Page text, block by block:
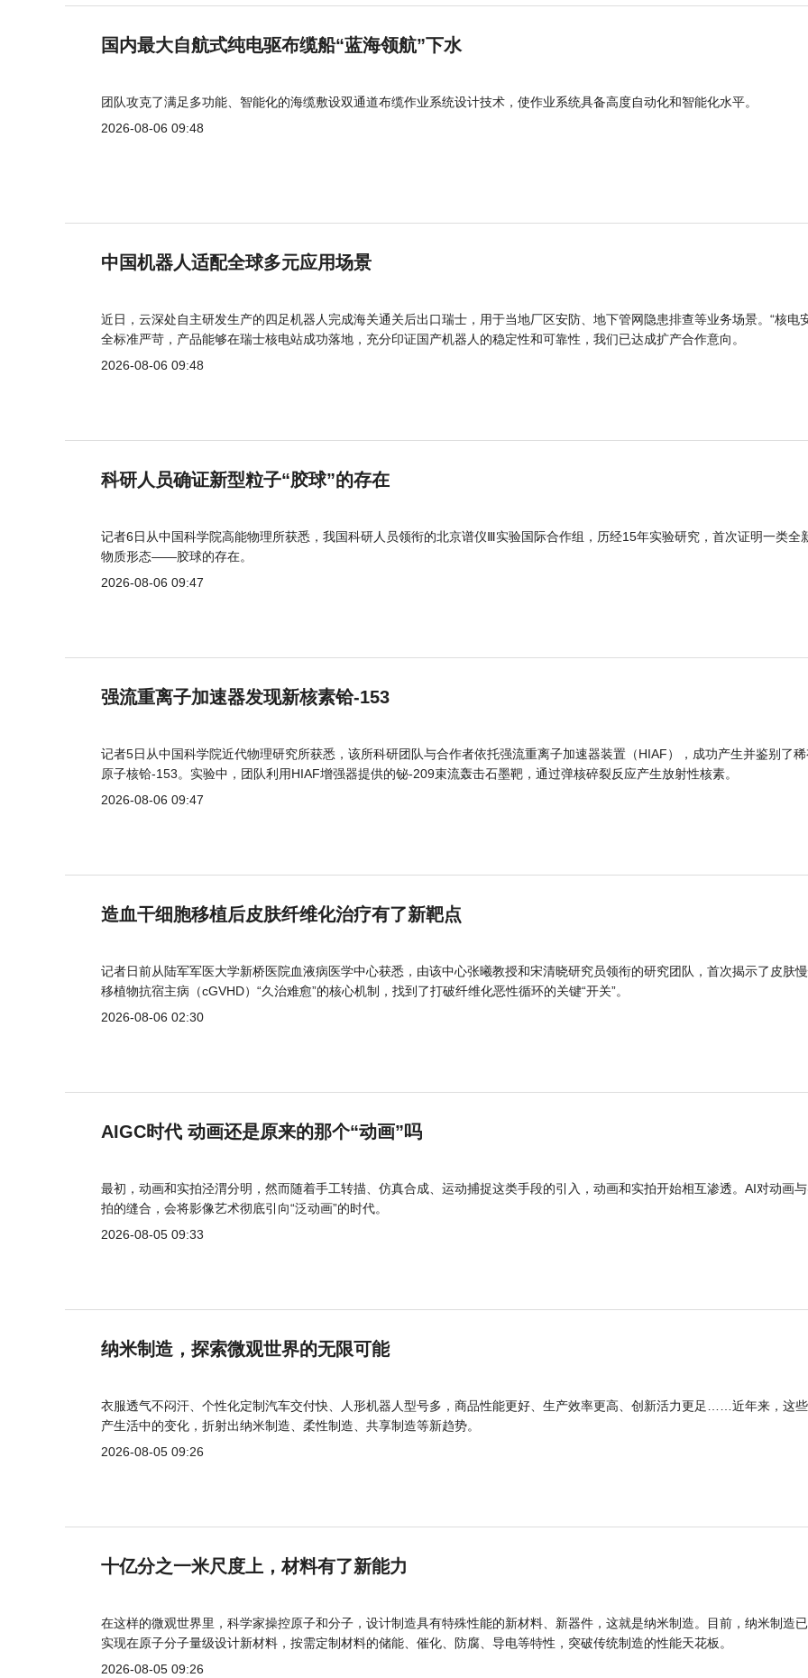
国内最大自航式纯电驱布缆船“蓝海领航”下水
团队攻克了满足多功能、智能化的海缆敷设双通道布缆作业系统设计技术，使作业系统具备高度自动化和智能化水平。
2026-08-06 09:48
中国机器人适配全球多元应用场景
近日，云深处自主研发生产的四足机器人完成海关通关后出口瑞士，用于当地厂区安防、地下管网隐患排查等业务场景。“核电
全标准严苛，产品能够在瑞士核电站成功落地，充分印证国产机器人的稳定性和可靠性，我们已达成扩产合作意向。
2026-08-06 09:48
科研人员确证新型粒子“胶球”的存在
记者6日从中国科学院高能物理所获悉，我国科研人员领衔的北京谱仪Ⅲ实验国际合作组，历经15年实验研究，首次证明一类全
物质形态——胶球的存在。
2026-08-06 09:47
强流重离子加速器发现新核素铪-153
记者5日从中国科学院近代物理研究所获悉，该所科研团队与合作者依托强流重离子加速器装置（HIAF），成功产生并鉴别了
原子核铪-153。实验中，团队利用HIAF增强器提供的铋-209束流轰击石墨靶，通过弹核碎裂反应产生放射性核素。
2026-08-06 09:47
造血干细胞移植后皮肤纤维化治疗有了新靶点
记者日前从陆军军医大学新桥医院血液病医学中心获悉，由该中心张曦教授和宋清晓研究员领衔的研究团队，首次揭示了皮肤
移植物抗宿主病（cGVHD）“久治难愈”的核心机制，找到了打破纤维化恶性循环的关键“开关”。
2026-08-06 02:30
AIGC时代 动画还是原来的那个“动画”吗
最初，动画和实拍泾渭分明，然而随着手工转描、仿真合成、运动捕捉这类手段的引入，动画和实拍开始相互渗透。AI对动画
拍的缝合，会将影像艺术彻底引向“泛动画”的时代。
2026-08-05 09:33
纳米制造，探索微观世界的无限可能
衣服透气不闷汗、个性化定制汽车交付快、人形机器人型号多，商品性能更好、生产效率更高、创新活力更足……近年来，这
产生活中的变化，折射出纳米制造、柔性制造、共享制造等新趋势。
2026-08-05 09:26
十亿分之一米尺度上，材料有了新能力
在这样的微观世界里，科学家操控原子和分子，设计制造具有特殊性能的新材料、新器件，这就是纳米制造。目前，纳米制造
实现在原子分子量级设计新材料，按需定制材料的储能、催化、防腐、导电等特性，突破传统制造的性能天花板。
2026-08-05 09:26